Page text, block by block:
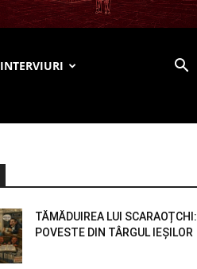
INTERVIURI
TĂMĂDUIREA LUI SCARAOȚCHI:
POVESTE DIN TÂRGUL IEȘILOR